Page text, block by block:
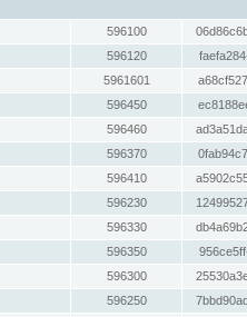
596100
596120
5961601
596450
596460
596370
596410
596230
596330
596350
596300
596250